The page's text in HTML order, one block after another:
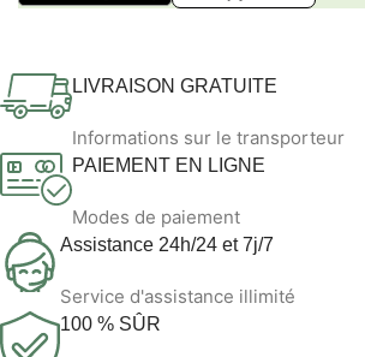
LIVRAISON GRATUITE
Informations sur le transporteur
PAIEMENT EN LIGNE
Modes de paiement
Assistance 24h/24 et 7j/7
Service d'assistance illimité
100 % SÛR